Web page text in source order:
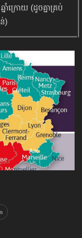
ក្រោយ (ដូចគ្នាគ្រប់
)